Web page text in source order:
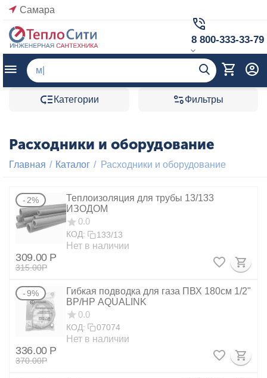
Самара
8 800-333-33-79
Категории Фильтры
Расходники и оборудование
Главная / Каталог / Расходники и оборудование
2%
Теплоизоляция для трубы 13/133
ИЗОДОМ
0.0
КОД: 133/13
Нет в наличии
309.00 Р
315.00Р
9%
Гибкая подводка для газа ПВХ 180см 1/2"
ВР/НР AQUALINK
0.0
КОД: 07074
Нет в наличии
336.00 Р
370.00Р